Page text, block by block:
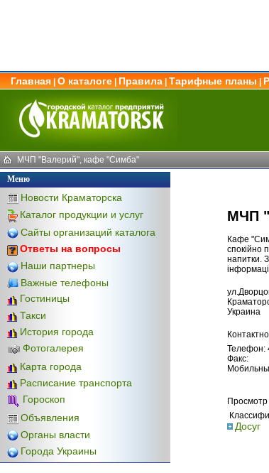
Главная О каталоге Правила Тарифные планы
МЧП "Валерий", кафе "Симба"
Меню
Новости Краматорска
Каталог продукции и услуг
Сайты организаций каталога
Ответы на вопросы
Наши партнеры
Важные телефоны
Гостиницы
Такси
История города
Фотогалерея
Карта города
Расписание транспорта
Гороскоп
Объявления
Органы власти
Города Украины
МЧП
Кафе
спокійно
напитки.
Украина
Телефон:
Факс:
Досуг